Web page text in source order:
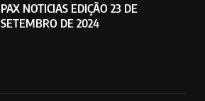
PAX NOTICIAS EDIÇÃO 23 DE
SETEMBRO DE 2024